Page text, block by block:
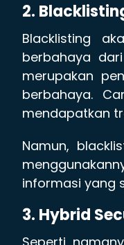
2.
Blacklisting
berbahaya
merupakan
berbahaya.
mendapatkan
Namun,
informasi yang
3. Hybrid